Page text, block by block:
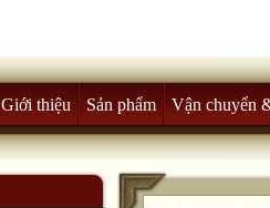
Giới thiệu Sản phẩm Vận chuyển